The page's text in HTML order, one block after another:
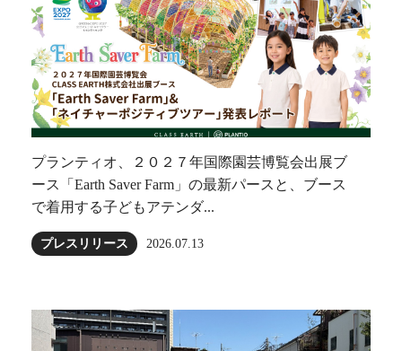
プランティオ、２０２７年国際園芸博覧会出展ブ
ース「Earth Saver Farm」の最新パースと、ブース
で着用する子どもアテンダ...
プレスリリース 2026.07.13